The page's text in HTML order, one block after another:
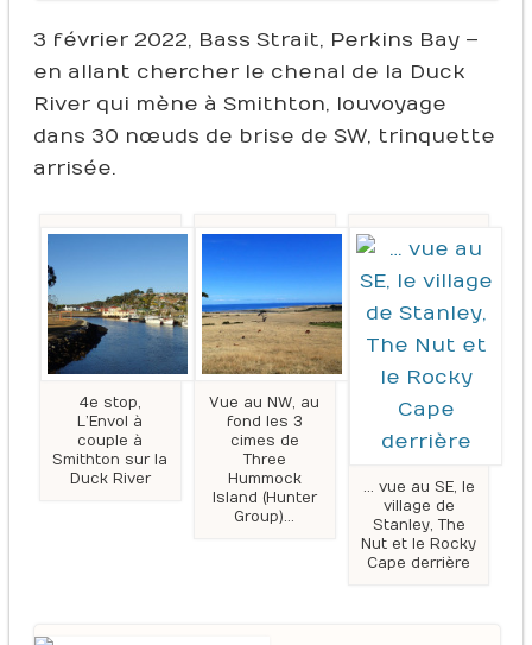
3 février 2022, Bass Strait, Perkins Bay –
en allant chercher le chenal de la Duck
River qui mène à Smithton, louvoyage
dans 30 nœuds de brise de SW, trinquette
arrisée.
4e stop,
L’Envol à
couple à
Smithton sur la
Duck River
Vue au NW, au
fond les 3
cimes de
Three
Hummock
Island (Hunter
Group)…
… vue au SE, le
village de
Stanley, The
Nut et le Rocky
Cape derrière